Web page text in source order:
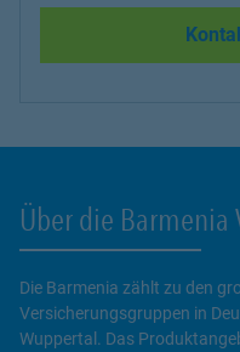
Über die Barmenia
Die Barmenia zählt zu den
Versicherungsgruppen in
Wuppertal. Das